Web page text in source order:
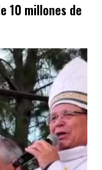
10 millones de